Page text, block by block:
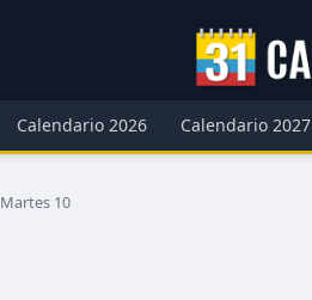
Calendario 2026 Calendario 2027
Martes 10